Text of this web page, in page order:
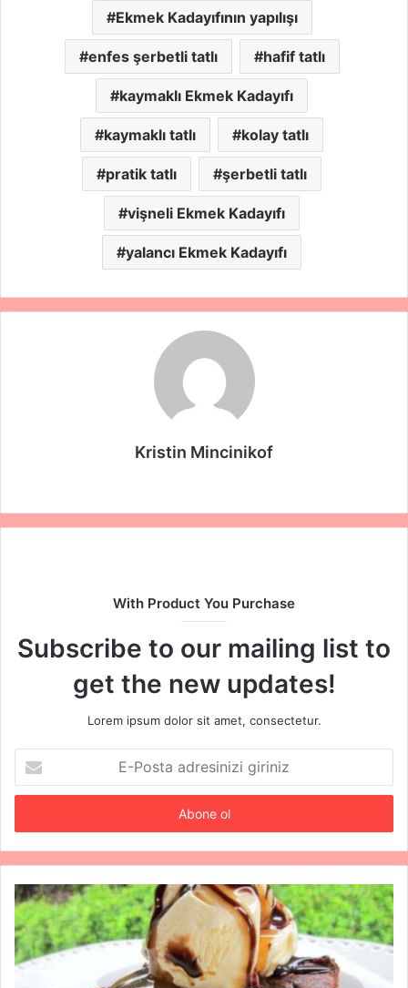
Ekmek Kadayıfının yapılışı
enfes şerbetli tatlı hafif tatlı
kaymaklı Ekmek Kadayıfı
kaymaklı tatlı kolay tatlı
pratik tatlı şerbetli tatlı
vişneli Ekmek Kadayıfı
yalancı Ekmek Kadayıfı
Kristin Mincinikof
b
e
i
With Product You Purchase
Subscribe to our mailing list to
get the new updates!
Lorem ipsum dolor sit amet, consectetur.
P
s
t
a
d
r
e
s